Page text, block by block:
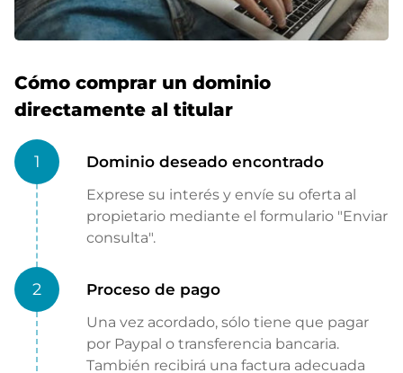
Cómo comprar un dominio
directamente al titular
1 Dominio deseado encontrado
Exprese su interés y envíe su oferta al
propietario mediante el formulario "Enviar
consulta".
2 Proceso de pago
Una vez acordado, sólo tiene que pagar
por Paypal o transferencia bancaria.
También recibirá una factura adecuada